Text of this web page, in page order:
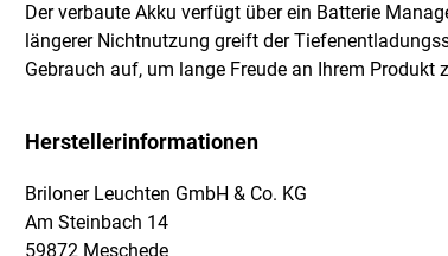
Der verbaute Akku verfügt über ein Batterie
längerer Nichtnutzung greift der
Gebrauch auf, um lange Freude an Ihrem Produkt
Herstellerinformationen
Briloner Leuchten GmbH & Co. KG
Am Steinbach 14
59872 Meschede